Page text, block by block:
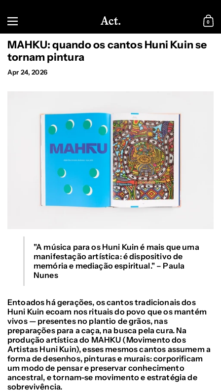
Menu
0
MAHKU: quando os cantos Huni Kuin se
tornam pintura
Apr 24, 2026
"A música para os Huni Kuin é mais que uma
manifestação artística: é dispositivo de
memória e mediação espiritual." – Paula
Nunes
Entoados há gerações, os cantos tradicionais dos
Huni Kuin ecoam nos rituais do povo que os mantém
vivos — presentes no plantio de grãos, nas
preparações para a caça, na busca pela cura. Na
produção artística do MAHKU (Movimento dos
Artistas Huni Kuin), esses mesmos cantos assumem a
forma de desenhos, pinturas e murais: corporificam
um modo de pensar e preservar conhecimento
ancestral, e tornam-se movimento e estratégia de
sobrevivência.